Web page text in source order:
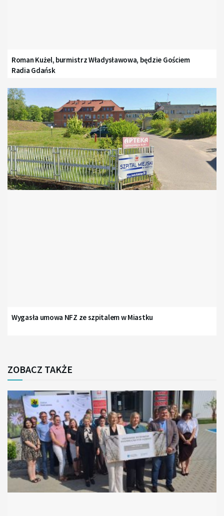
Roman Kużel, burmistrz Władysławowa, będzie Gościem
Radia Gdańsk
Wygasła umowa NFZ ze szpitalem w Miastku
ZOBACZ TAKŻE